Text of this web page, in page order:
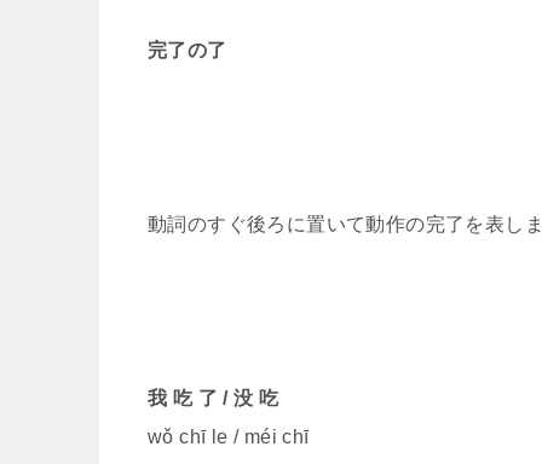
完了の了
動詞のすぐ後ろに置いて動作の完了を表
我 吃 了 / 没 吃
wǒ chī le / méi chī